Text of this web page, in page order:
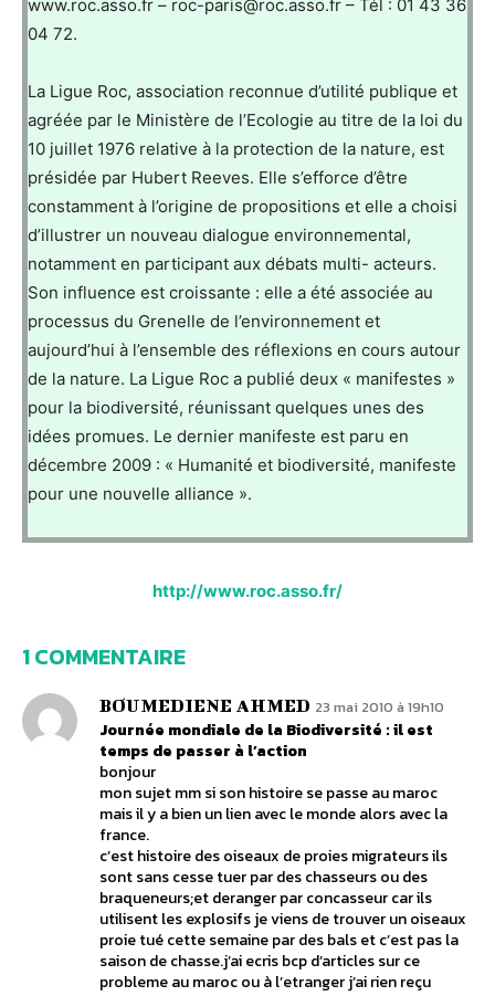
www.roc.asso.fr – roc-paris@roc.asso.fr – Tél : 01 43 36
04 72.
La Ligue Roc, association reconnue d’utilité publique et
agréée par le Ministère de l’Ecologie au titre de la loi du
10 juillet 1976 relative à la protection de la nature, est
présidée par Hubert Reeves. Elle s’efforce d’être
constamment à l’origine de propositions et elle a choisi
d’illustrer un nouveau dialogue environnemental,
notamment en participant aux débats multi- acteurs.
Son influence est croissante : elle a été associée au
processus du Grenelle de l’environnement et
aujourd’hui à l’ensemble des réflexions en cours autour
de la nature. La Ligue Roc a publié deux « manifestes »
pour la biodiversité, réunissant quelques unes des
idées promues. Le dernier manifeste est paru en
décembre 2009 : « Humanité et biodiversité, manifeste
pour une nouvelle alliance ».
http://www.roc.asso.fr/
1 COMMENTAIRE
BOUMEDIENE AHMED 23 mai 2010 à 19h10
Journée mondiale de la Biodiversité : il est
temps de passer à l’action
bonjour
mon sujet mm si son histoire se passe au maroc
mais il y a bien un lien avec le monde alors avec la
france.
c’est histoire des oiseaux de proies migrateurs ils
sont sans cesse tuer par des chasseurs ou des
braqueneurs;et deranger par concasseur car ils
utilisent les explosifs je viens de trouver un oiseaux
proie tué cette semaine par des bals et c’est pas la
saison de chasse.j’ai ecris bcp d’articles sur ce
probleme au maroc ou à l’etranger j’ai rien reçu